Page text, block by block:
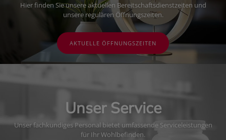
Hier finden Sie unsere aktuellen Bereitschaftsdienstzeiten und
unsere regulären Öffnungszeiten.
AKTUELLE ÖFFNUNGSZEITEN
Unser Service
Unser fachkundiges Personal bietet umfassende Serviceleistungen
für Ihr Wohlbefinden.